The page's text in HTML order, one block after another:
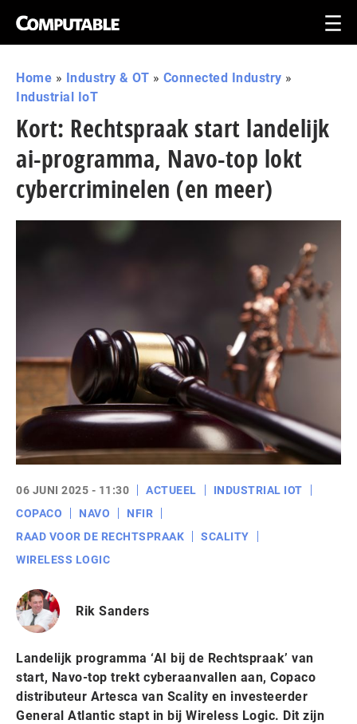
Home » Industry & OT » Connected Industry »
Industrial IoT
Kort: Rechtspraak start landelijk
ai-programma, Navo-top lokt
cybercriminelen (en meer)
06 JUNI 2025 - 11:30 ACTUEEL
INDUSTRIAL IOT
COPACO
NAVO
NFIR
RAAD VOOR DE RECHTSPRAAK
SCALITY
WIRELESS LOGIC
Rik Sanders
Landelijk programma ‘AI bij de Rechtspraak’ van
start, Navo-top trekt cyberaanvallen aan, Copaco
distributeur Artesca van Scality en investeerder
General Atlantic stapt in bij Wireless Logic. Dit zijn